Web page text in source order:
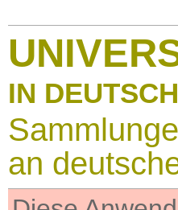
IN
an